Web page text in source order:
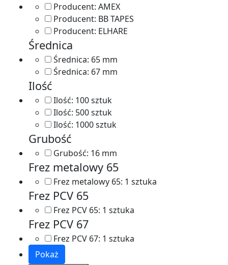
Producent: AMEX
Producent: BB TAPES
Producent: ELHARE
Średnica
Średnica: 65 mm
Średnica: 67 mm
Ilość
Ilość: 100 sztuk
Ilość: 500 sztuk
Ilość: 1000 sztuk
Grubość
Grubość: 16 mm
Frez metalowy 65
Frez metalowy 65: 1 sztuka
Frez PCV 65
Frez PCV 65: 1 sztuka
Frez PCV 67
Frez PCV 67: 1 sztuka
Pokaż